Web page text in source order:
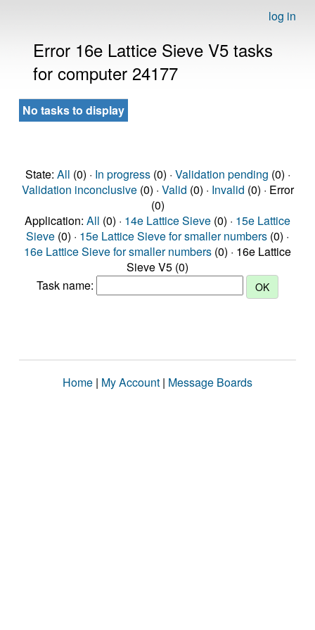
log in
Error 16e Lattice Sieve V5 tasks
for computer 24177
No tasks to display
State: All (0) · In progress(0) · Validation pending (0) ·
Validation inconclusive(0) · Valid (0) · Invalid (0) · Error
(0)
Application: All (0) · 14e Lattice Sieve (0) · 15e Lattice
Sieve (0) · 15e Lattice Sieve for smaller numbers (0) ·
16e Lattice Sieve for smaller numbers (0) · 16e Lattice
Sieve V5 (0)
Task name:
Home | My Account | Message Boards